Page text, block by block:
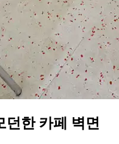
던한 카페 벽면